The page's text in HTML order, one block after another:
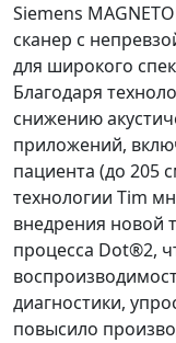
Siemens
сканер с
для широкого
Благодаря
снижению
приложений,
пациента (до 205
технологии Tim
внедрения новой
процесса Dot®2,
диагностики,
повысило